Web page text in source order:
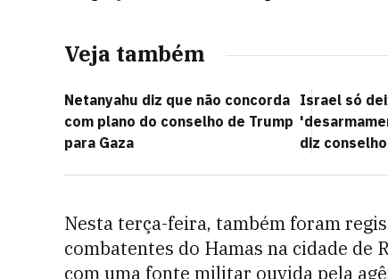
Veja também
Netanyahu diz que não concorda
com plano do conselho de Trump
para Gaza
Israel só
diz
Nesta terça-feira, também foram
combatentes do Hamas na cidade de
com uma fonte militar ouvida pela